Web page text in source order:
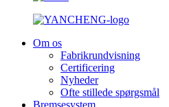
Om os
Fabrikrundvisning
Certificering
Nyheder
Ofte stillede spørgsmål
Bremsesystem